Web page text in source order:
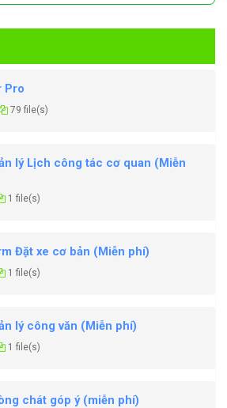
Pro
79 file(s)
lý Lịch công tác cơ quan (Miễn
1 file(s)
Đặt xe cơ bản (Miễn phí)
1 file(s)
lý công văn (Miễn phí)
1 file(s)
chát góp ý (miễn phí)